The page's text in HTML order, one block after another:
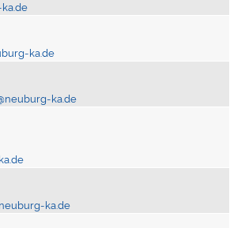
ka.de
ka.de
ka.de